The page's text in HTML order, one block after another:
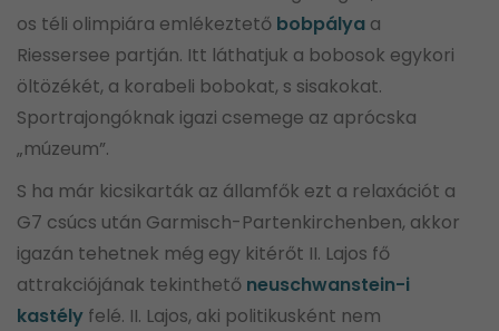
os téli olimpiára emlékeztető bobpálya a
Riessersee partján. Itt láthatjuk a bobosok egykori
öltözékét, a korabeli bobokat, s sisakokat.
Sportrajongóknak igazi csemege az aprócska
„múzeum”.
S ha már kicsikarták az államfők ezt a relaxációt a
G7 csúcs után Garmisch-Partenkirchenben, akkor
igazán tehetnek még egy kitérőt II. Lajos fő
attrakciójának tekinthető neuschwanstein-i
kastély felé. II. Lajos, aki politikusként nem